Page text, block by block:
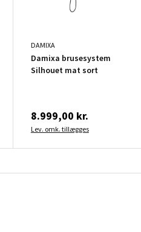
DAMIXA
Damixa brusesystem
Silhouet mat sort
8.999,00 kr.
Lev. omk. tillægges